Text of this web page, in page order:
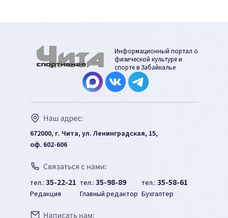
Информационный портал о
физической культуре и
спорте в Забайкалье
672000, г. Чита, ул. Ленинградская, 15,
оф. 602-606
тел.: 35-22-21
Редакция
тел.: 35-98-89
Главный редактор
тел.: 35-58-61
Бухгалтер